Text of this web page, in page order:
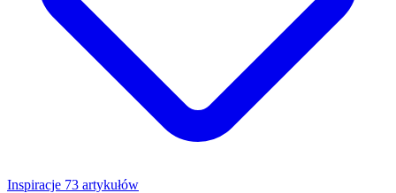
Inspiracje 73 artykułów